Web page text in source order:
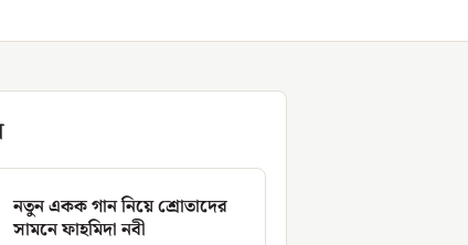
নতুন একক গান নিয়ে শ্রোতাদের
সামনে ফাহমিদা নবী